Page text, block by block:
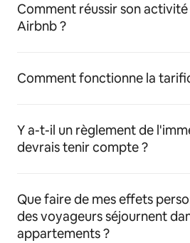
Comment réussir son
Airbnb ?
Comment fonctionne la
Y a-t-il un règlement de
devrais tenir compte ?
Que faire de mes effets
des voyageurs séjournent
appartements ?